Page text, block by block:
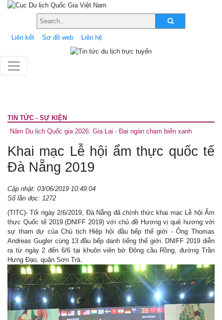
Liên kết Sơ đồ web Liên hệ
TIN TỨC - SỰ KIỆN
Năm Du lịch Quốc gia 2026: Gia Lai - Đại ngàn chạm biển xanh
Khai mạc Lễ hội ẩm thực quốc tế
Đà Nẵng 2019
Cập nhật: 03/06/2019 10:49:04
Số lần đọc: 1272
(TITC)- Tối ngày 2/6/2019, Đà Nẵng đã chính thức khai mạc Lễ hội Ẩm
thực Quốc tế 2019 (DNIFF 2019) với chủ đề Hương vị quê hương với
sự tham dự của Chủ tịch Hiệp hội đầu bếp thế giới - Ông Thomas
Andreas Gugler cùng 13 đầu bếp danh tiếng thế giới. DNIFF 2019 diễn
ra từ ngày 2 đến 6/6 tại khuôn viên bờ Đông cầu Rồng, đường Trần
Hưng Đạo, quận Sơn Trà.